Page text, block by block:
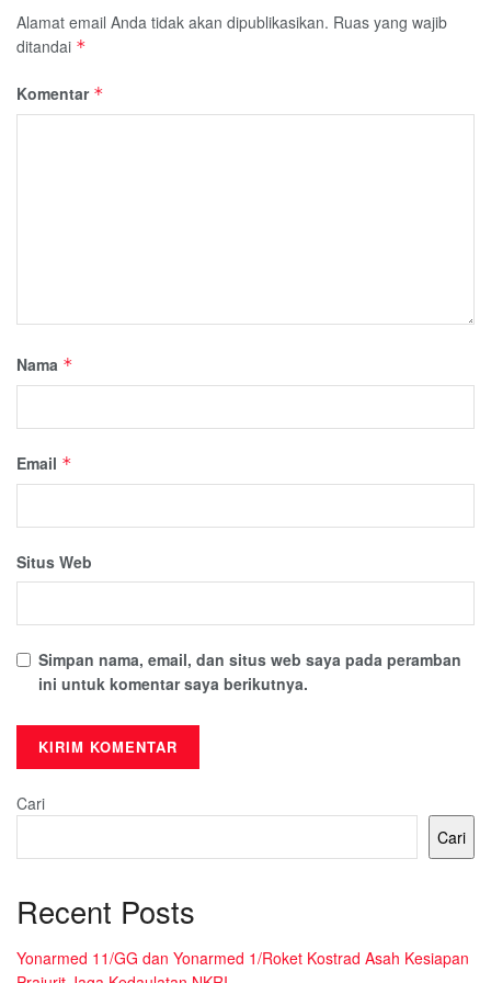
Alamat email Anda tidak akan dipublikasikan. Ruas yang wajib
ditandai *
Komentar *
Nama *
Email *
Situs Web
Simpan nama, email, dan situs web saya pada peramban
ini untuk komentar saya berikutnya.
Cari
Cari
Recent Posts
Yonarmed 11/GG dan Yonarmed 1/Roket Kostrad Asah Kesiapan